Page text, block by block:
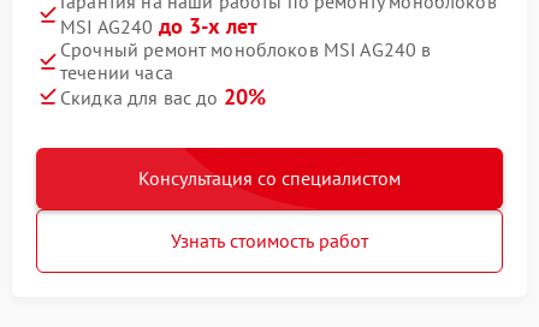
MSI AG240 до 3-х лет
Срочный ремонт моноблоков MSI AG240 в
течении часа
Скидка для вас до 20%
Консультация со специалистом
Узнать стоимость работ